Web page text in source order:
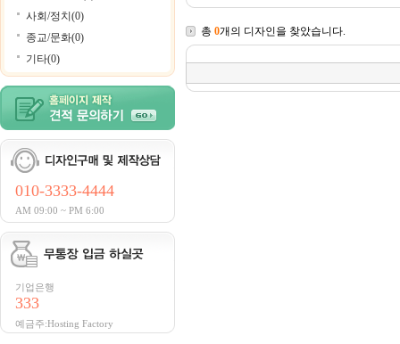
사회/정치(0)
종교/문화(0)
기타(0)
010-3333-4444
AM 09:00 ~ PM 6:00
기업은행
333
예금주:Hosting Factory
총 0개의 디자인을 찾았습니다.